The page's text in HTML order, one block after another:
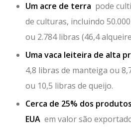
Um acre de terra pode
de culturas, incluindo
ou 2.784 libras (46,4
Uma vaca leiteira de alta
4,8 libras de manteiga ou
ou 10,5 libras de queijo.
Cerca de 25% dos
EUA em valor são